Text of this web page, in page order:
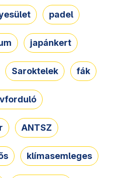
padel
japánkert
Saroktelek fák
ANTSZ
klímasemleges